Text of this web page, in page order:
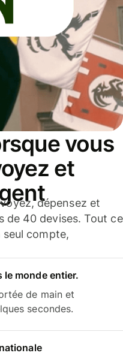
vous
et
dépensez et
de 40 devises. Tout ce
compte,
le monde entier.
de main et
secondes.